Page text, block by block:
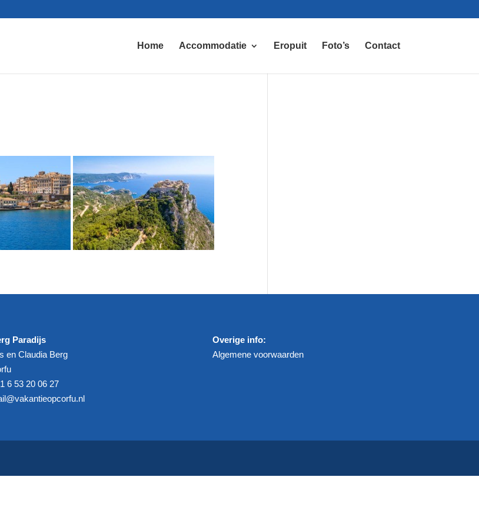
Home Accommodatie Eropuit Foto’s Contact
Paradijs
en Claudia Berg
6 53 20 06 27‬
Overige info:
Algemene voorwaarden